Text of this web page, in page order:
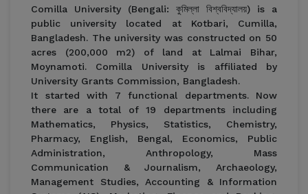
Comilla University (Bengali: কুমিল্লা বিশ্ববিদ্যালয়) is a
public university located at Kotbari, Cumilla,
Bangladesh. The university was constructed on 50
acres (200,000 m2) of land at Lalmai Bihar,
Moynamoti. Comilla University is affiliated by
University Grants Commission, Bangladesh.
It started with 7 functional departments. Now
there are a total of 19 departments including
Mathematics, Physics, Statistics, Chemistry,
Pharmacy, English, Bengal, Economics, Public
Administration, Anthropology, Mass
Communication & Journalism, Archaeology,
Management Studies, Accounting & Information